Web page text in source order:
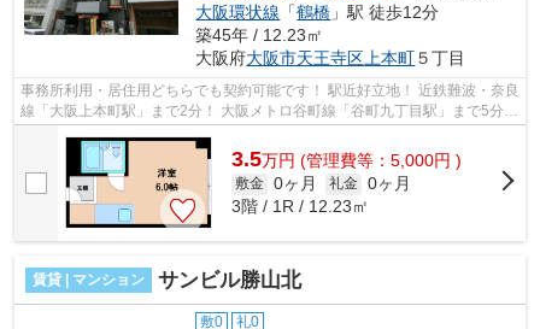
大阪環状線 「鶴橋 」駅 徒歩12分
築45年 / 12.23㎡
大阪府大阪市天王寺区 上本町５丁目
事務所利用・居住用どちらでも契約可能です！ 駅近好立地！ 近鉄難波・奈良
線「大阪上本町駅」まで2分！ 大阪メトロ谷町線「谷町九丁目駅」まで5分！
通勤・通学・お買い物にとても便...
3.5万円 (管理費等：5,000円 )
敷金 0ヶ月 礼金 0ヶ月
3階 / 1R / 12.23㎡
賃貸 | マンション サンビル勝山北
敷0 礼0